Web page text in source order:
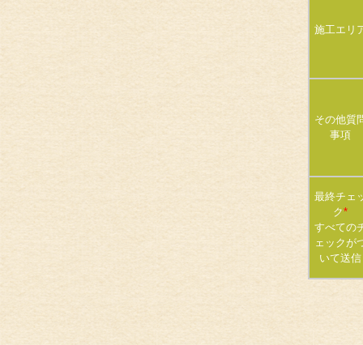
施工エリ
その他質
事項
最終チェ
ク*
すべての
ェックが
いて送信